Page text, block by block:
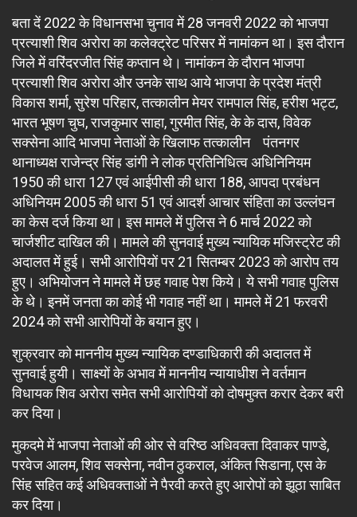
बता दें 2022 के विधानसभा चुनाव में 28 जनवरी 2022 को भाजपा
प्रत्याशी शिव अरोरा का कलेक्ट्रेट परिसर में नामांकन था। इस दौरान
जिले में वरिंदरजीत सिंह कप्तान थे। नामांकन के दौरान भाजपा
प्रत्याशी शिव अरोरा और उनके साथ आये भाजपा के प्रदेश मंत्री
विकास शर्मा, सुरेश परिहार, तत्कालीन मेयर रामपाल सिंह, हरीश भट्ट,
भारत भूषण चुघ, राजकुमार साहा, गुरमीत सिंह, के के दास, विवेक
सक्सेना आदि भाजपा नेताओं के खिलाफ तत्कालीन पंतनगर
थानाध्यक्ष राजेन्द्र सिंह डांगी ने लोक प्रतिनिधित्व अधिनिनियम
1950 की धारा 127 एवं आईपीसी की धारा 188, आपदा प्रबंधन
अधिनियम 2005 की धारा 51 एवं आदर्श आचार संहिता का उल्लंघन
का केस दर्ज किया था। इस मामले में पुलिस ने 6 मार्च 2022 को
चार्जशीट दाखिल की। मामले की सुनवाई मुख्य न्यायिक मजिस्ट्रेट की
अदालत में हुई। सभी आरोपियों पर 21 सितम्बर 2023 को आरोप तय
हुए। अभियोजन ने मामले में छह गवाह पेश किये। ये सभी गवाह पुलिस
के थे। इनमें जनता का कोई भी गवाह नहीं था। मामले में 21 फरवरी
2024 को सभी आरोपियों के बयान हुए।
शुक्रवार को माननीय मुख्य न्यायिक दण्डाधिकारी की अदालत में
सुनवाई हुयी। साक्ष्यों के अभाव में माननीय न्यायाधीश ने वर्तमान
विधायक शिव अरोरा समेत सभी आरोपियों को दोषमुक्त करार देकर बरी
कर दिया।
मुकदमे में भाजपा नेताओं की ओर से वरिष्ठ अधिवक्ता दिवाकर पाण्डे,
परवेज आलम, शिव सक्सेना, नवीन ठुकराल, अंकित सिडाना, एस के
सिंह सहित कई अधिवक्ताओं ने पैरवी करते हुए आरोपों को झूठा साबित
कर दिया।